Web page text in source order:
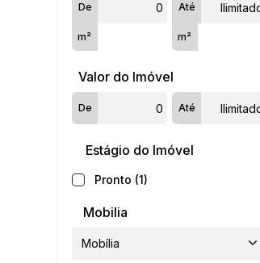
De
m²
Até
m²
Valor do Imóvel
De Até
Estágio do Imóvel
Pronto (1)
Mobilia
Mobília